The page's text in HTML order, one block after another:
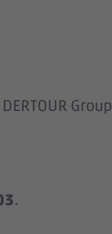
Group
.